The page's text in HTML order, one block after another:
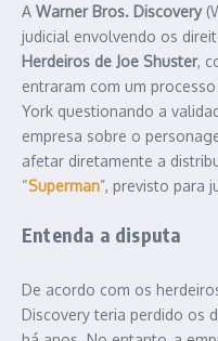
A Warner Bros. Discovery
judicial envolvendo os
Herdeiros de Joe Shuster,
entraram com um
York questionando a
empresa sobre o
afetar diretamente a
“Superman”, previsto para
Entenda a disputa
De acordo com os
Discovery teria perdido os